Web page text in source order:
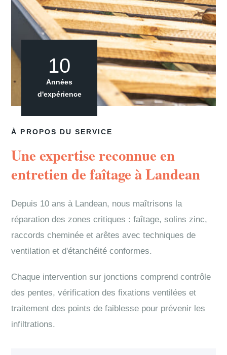
À PROPOS DU SERVICE
Une expertise reconnue en
entretien de faîtage à Landean
Depuis 10 ans à Landean, nous maîtrisons la
réparation des zones critiques : faîtage, solins zinc,
raccords cheminée et arêtes avec techniques de
ventilation et d'étanchéité conformes.
Chaque intervention sur jonctions comprend contrôle
des pentes, vérification des fixations ventilées et
traitement des points de faiblesse pour prévenir les
infiltrations.
10
Années
d'expérience